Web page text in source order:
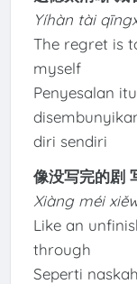
Yíhàn tài
The regret is
myself
Penyesalan
diri sendiri
像没写完的剧
Xiàng méi
Like an
through
Seperti